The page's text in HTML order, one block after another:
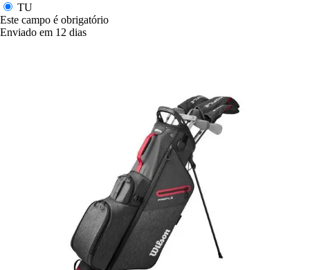
TU
Este campo é obrigatório
Enviado em 12 dias